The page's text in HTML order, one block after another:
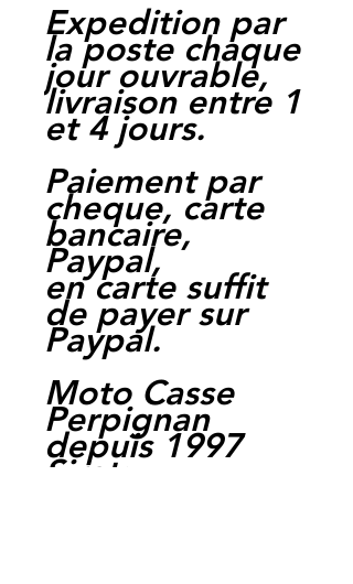
Expedition par
la poste chaque
jour ouvrable,
livraison entre 1
et 4 jours.
Paiement par
cheque, carte
bancaire,
Paypal,
en carte suffit
de payer sur
Paypal.
Moto Casse
Perpignan
depuis 1997
Siret: